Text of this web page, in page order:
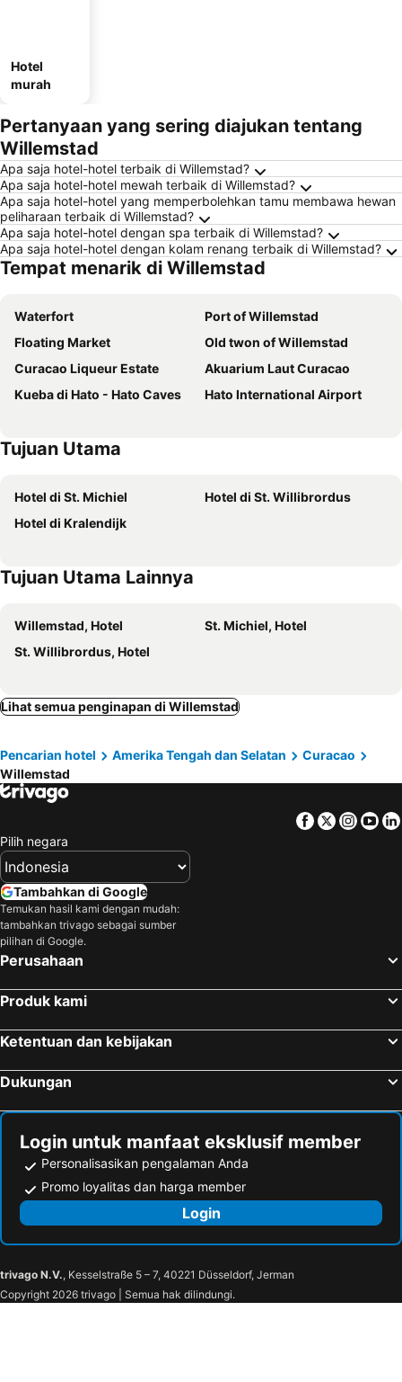
Hotel
murah
Pertanyaan yang sering diajukan tentang
Willemstad
Apa saja hotel-hotel terbaik di Willemstad?
Apa saja hotel-hotel mewah terbaik di Willemstad?
Apa saja hotel-hotel yang memperbolehkan tamu membawa hewan
peliharaan terbaik di Willemstad?
Apa saja hotel-hotel dengan spa terbaik di Willemstad?
Apa saja hotel-hotel dengan kolam renang terbaik di Willemstad?
Tempat menarik di Willemstad
Waterfort
Port of Willemstad
Floating Market
Old twon of Willemstad
Curacao Liqueur Estate
Akuarium Laut Curacao
Kueba di Hato - Hato Caves
Hato International Airport
Tujuan Utama
Hotel di St. Michiel
Hotel di St. Willibrordus
Hotel di Kralendijk
Tujuan Utama Lainnya
Willemstad, Hotel
St. Michiel, Hotel
St. Willibrordus, Hotel
Lihat semua penginapan di Willemstad
Pencarian hotel Amerika Tengah dan Selatan
Curacao
Willemstad
Facebook
Twitter
Pilih negara
Tambahkan di Google
Temukan hasil kami dengan mudah:
tambahkan trivago sebagai sumber
pilihan di Google.
Perusahaan
Produk kami
Ketentuan dan kebijakan
Dukungan
Login untuk manfaat eksklusif member
Personalisasikan pengalaman Anda
Promo loyalitas dan harga member
Login
trivago N.V., Kesselstraße 5 – 7, 40221 Düsseldorf, Jerman
Copyright 2026 trivago | Semua hak dilindungi.